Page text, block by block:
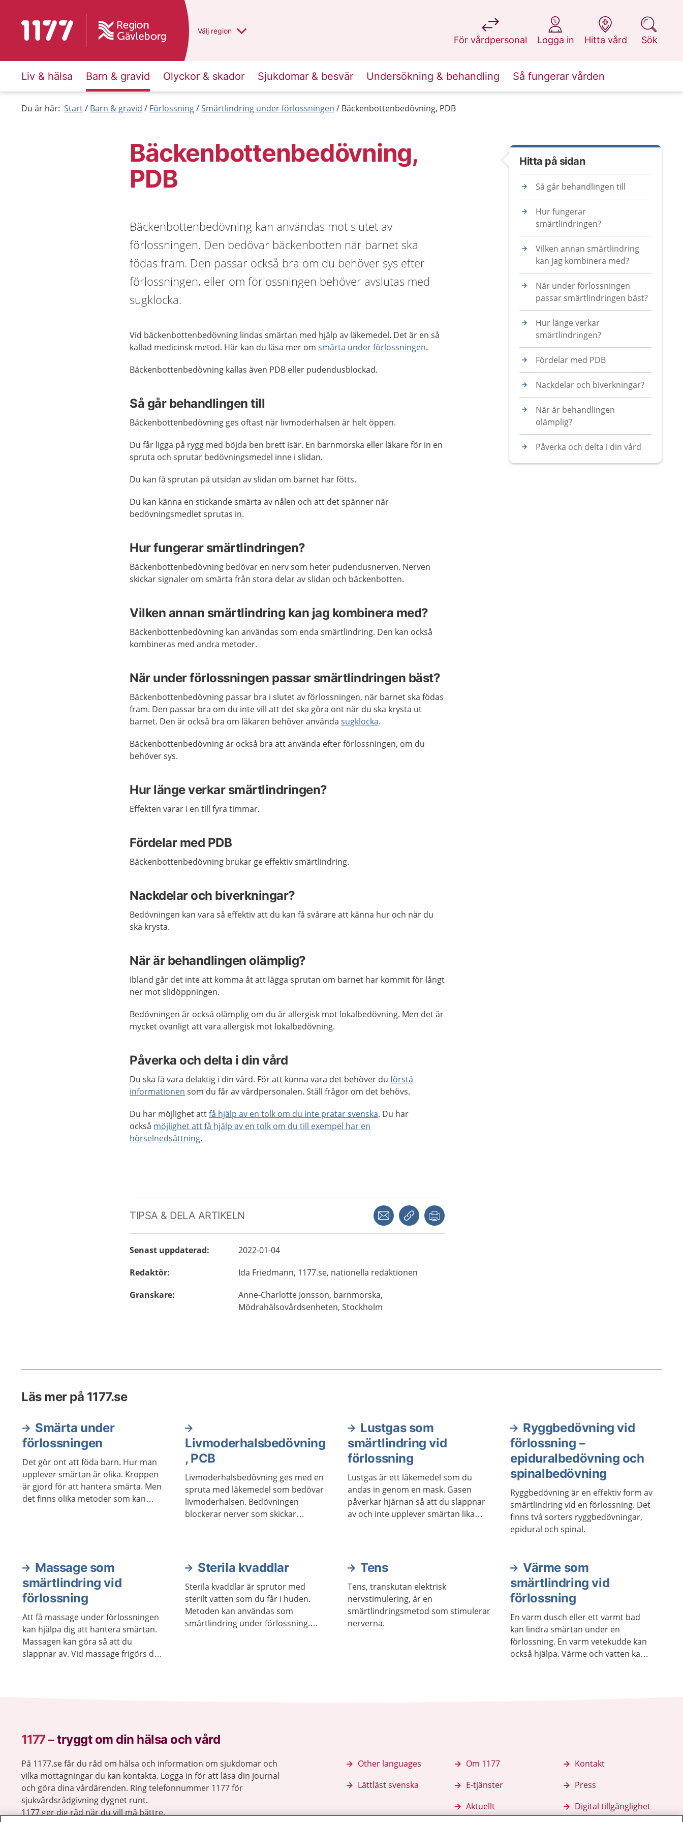
Till startsidan för 1177 Du har valt region
Välj en annan
region
För vårdpersonal
på 1177.se
Logga in
på 1177.se
Hitta vård
på 1177.se
Sök
på 1177.se
Liv & hälsa Barn & gravid Olyckor & skador Sjukdomar & besvär Undersökning & behandling Så fungerar vården
Du är här: Start Barn & gravid Förlossning Smärtlindring under förlossningen Bäckenbottenbedövning, PDB
Bäckenbottenbedövning,
PDB
Bäckenbottenbedövning kan användas mot slutet av
förlossningen. Den bedövar bäckenbotten när barnet ska
födas fram. Den passar också bra om du behöver sys efter
förlossningen, eller om förlossningen behöver avslutas med
sugklocka.
Vid bäckenbottenbedövning lindas smärtan med hjälp av läkemedel. Det är en så
kallad medicinsk metod. Här kan du läsa mer omsmärta under förlossningen.
Bäckenbottenbedövning kallas även PDB eller pudendusblockad.
Så går behandlingen till
Bäckenbottenbedövning ges oftast när livmoderhalsen är helt öppen.
Du får ligga på rygg med böjda ben brett isär. En barnmorska eller läkare för in en
spruta och sprutar bedövningsmedel inne i slidan.
Du kan få sprutan på utsidan av slidan om barnet har fötts.
Du kan känna en stickande smärta av nålen och att det spänner när
bedövningsmedlet sprutas in.
Hur fungerar smärtlindringen?
Bäckenbottenbedövning bedövar en nerv som heter pudendusnerven. Nerven
skickar signaler om smärta från stora delar av slidan och bäckenbotten.
Vilken annan smärtlindring kan jag kombinera med?
Bäckenbottenbedövning kan användas som enda smärtlindring. Den kan också
kombineras med andra metoder.
När under förlossningen passar smärtlindringen bäst?
Bäckenbottenbedövning passar bra i slutet av förlossningen, när barnet ska födas
fram. Den passar bra om du inte vill att det ska göra ont när du ska krysta ut
barnet. Den är också bra om läkaren behöver användasugklocka.
Bäckenbottenbedövning är också bra att använda efter förlossningen, om du
behöver sys.
Hur länge verkar smärtlindringen?
Effekten varar i en till fyra timmar.
Fördelar med PDB
Bäckenbottenbedövning brukar ge effektiv smärtlindring.
Nackdelar och biverkningar?
Bedövningen kan vara så effektiv att du kan få svårare att känna hur och när du
ska krysta.
När är behandlingen olämplig?
Ibland går det inte att komma åt att lägga sprutan om barnet har kommit för långt
ner mot slidöppningen.
Bedövningen är också olämplig om du är allergisk mot lokalbedövning. Men det är
mycket ovanligt att vara allergisk mot lokalbedövning.
Påverka och delta i din vård
Du ska få vara delaktig i din vård. För att kunna vara det behöver duförstå
informationen som du får av vårdpersonalen. Ställ frågor om det behövs.
Du har möjlighet attfå hjälp av en tolk om du inte pratar svenska. Du har
också möjlighet att få hjälp av en tolk om du till exempel har en
hörselnedsättning.
TIPSA & DELA ARTIKELN Dela via mejlKopiera länk
Senast uppdaterad:
2022-01-04
Redaktör: Ida Friedmann, 1177.se, nationella redaktionen
Granskare: Anne-Charlotte Jonsson, barnmorska,
Mödrahälsovårdsenheten, Stockholm
Hitta på sidan
Så går behandlingen till
Hur fungerar
smärtlindringen?
Vilken annan smärtlindring
kan jag kombinera med?
När under förlossningen
passar smärtlindringen bäst?
Hur länge verkar
smärtlindringen?
Fördelar med PDB
Nackdelar och biverkningar?
När är behandlingen
olämplig?
Påverka och delta i din vård
Läs mer på 1177.se
Smärta under
förlossningen
Det gör ont att föda barn. Hur man
upplever smärtan är olika. Kroppen
är gjord för att hantera smärta. Men
det finns olika metoder som kan
Livmoderhalsbedövning
, PCB
Livmoderhalsbedövning ges med en
spruta med läkemedel som bedövar
livmoderhalsen. Bedövningen
blockerar nerver som skickar
Lustgas som
smärtlindring vid
förlossning
Lustgas är ett läkemedel som du
andas in genom en mask. Gasen
påverkar hjärnan så att du slappnar
av och inte upplever smärtan lika
till person hur mycket man tycker att
metoden hjälper.
Ryggbedövning vid
förlossning –
epiduralbedövning och
spinalbedövning
Ryggbedövning är en effektiv form av
smärtlindring vid en förlossning. Det
finns två sorters ryggbedövningar,
epidural och spinal.
Massage som
smärtlindring vid
förlossning
Att få massage under förlossningen
kan hjälpa dig att hantera smärtan.
Massagen kan göra så att du
slappnar av. Vid massage frigörs det
Sterila kvaddlar
Sterila kvaddlar är sprutor med
sterilt vatten som du får i huden.
Metoden kan användas som
smärtlindring under förlossning.
Tens
Tens, transkutan elektrisk
nervstimulering, är en
smärtlindringsmetod som stimulerar
nerverna.
Värme som
smärtlindring vid
förlossning
En varm dusch eller ett varmt bad
kan lindra smärtan under en
förlossning. En varm vetekudde kan
också hjälpa. Värme och vatten kan
1177–tryggt om din hälsa och vård
På 1177.se får du råd om hälsa och information om sjukdomar och
vilka mottagningar du kan kontakta. Logga in för att läsa din journal
och göra dina vårdärenden. Ring telefonnummer 1177 för
sjukvårdsrådgivning dygnet runt.
1177 ger dig råd när du vill må bättre.
Other languages
Lättläst svenska
Om 1177
E-tjänster
Aktuellt
Kontakt
Press
Digital tillgänglighet